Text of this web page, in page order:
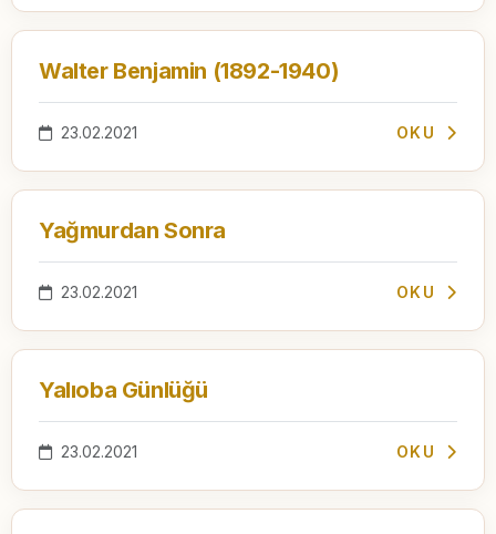
Walter Benjamin (1892-1940)
23.02.2021 OKU
Yağmurdan Sonra
23.02.2021 OKU
Yalıoba Günlüğü
23.02.2021 OKU